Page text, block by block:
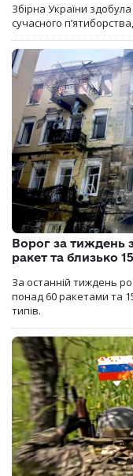
Збірна України
сучасного
Ворог за тиждень
ракет та близько
За останній тиждень
понад 60 ракетами та
типів.